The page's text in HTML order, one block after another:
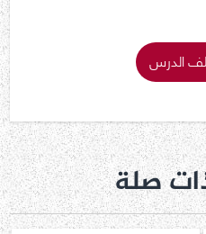
الدرس
صلة